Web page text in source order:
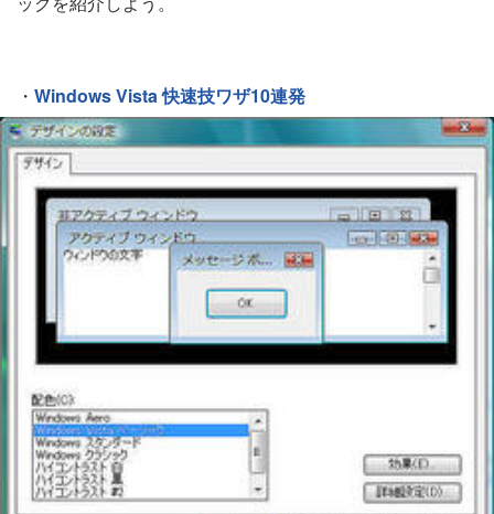
・ Windows Vista 快速技ワザ10連発